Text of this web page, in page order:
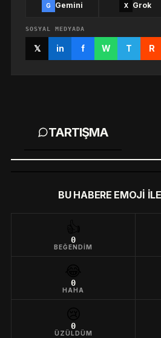
G Gemini X Grok
SOSYAL MEDYADA
𝕏 in f W T R
TARTIŞMA
BU HABERE EMOJI
0
BEĞENDIM
0
HAHA
0
ÜZÜLDÜM